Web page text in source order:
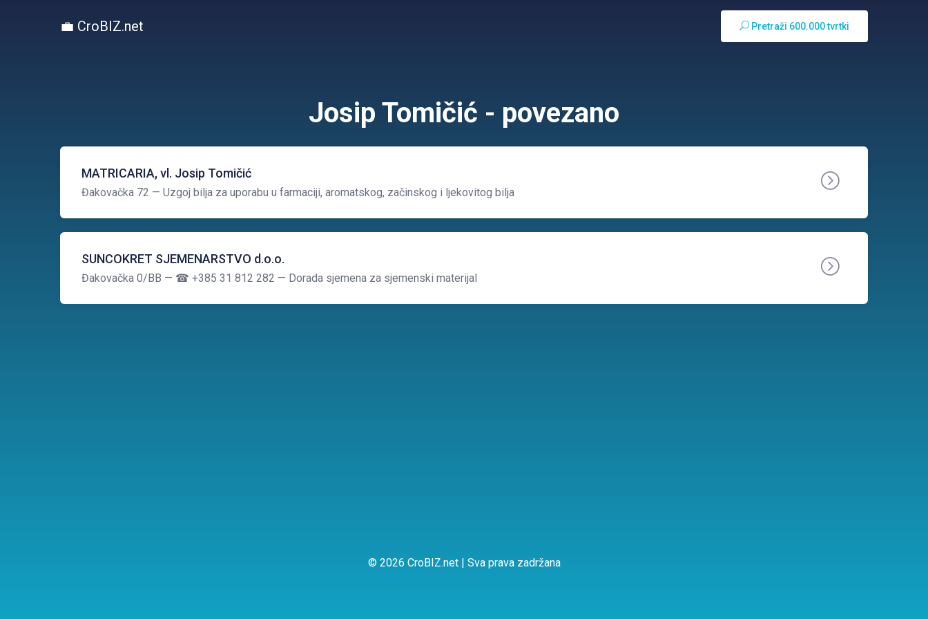
💼 CroBIZ.net Pretraži 600.000 tvrtki
Josip Tomičić - povezano
MATRICARIA, vl. Josip Tomičić
Đakovačka 72 — Uzgoj bilja za uporabu u farmaciji, aromatskog, začinskog i ljekovitog bilja
SUNCOKRET SJEMENARSTVO d.o.o.
Đakovačka 0/BB — ☎ +385 31 812 282 — Dorada sjemena za sjemenski materijal
© 2026 CroBIZ.net | Sva prava zadržana